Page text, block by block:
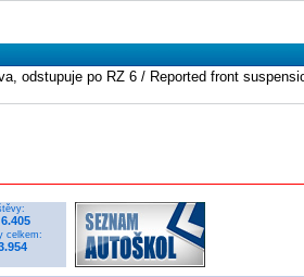
odstupuje po RZ 6 / Reported front
6.405
celkem: